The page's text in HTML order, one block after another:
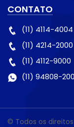
CONTATO
(11) 4114-4004
(11) 4214-2000
(11) 4112-9000
(11) 94808-
© Todos os